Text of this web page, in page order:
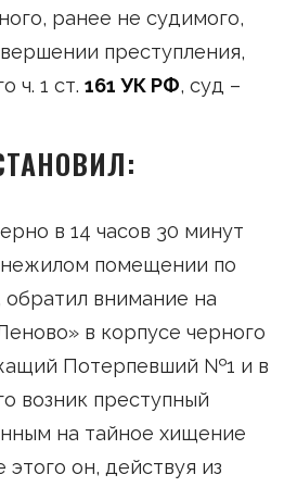
ранее не судимого,
преступления,
ч. 1 ст. 161 УК РФ, суд –
в 14 часов 30 минут
помещении по
внимание на
в корпусе черного
Потерпевший №1 и в
возник преступный
на тайное хищение
он, действуя из